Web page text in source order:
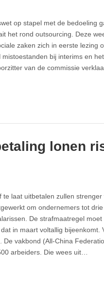
op stapel met de bedoeling
het rond outsourcing. Deze
zaken zich in eerste lezing
bij interims en
van de commissie
lonen
laat uitbetalen zullen
om ondernemers tot
De strafmaatregel moet
in maart voltallig bijeenkomt.
vakbond (All-China
arbeiders. Die wees uit…